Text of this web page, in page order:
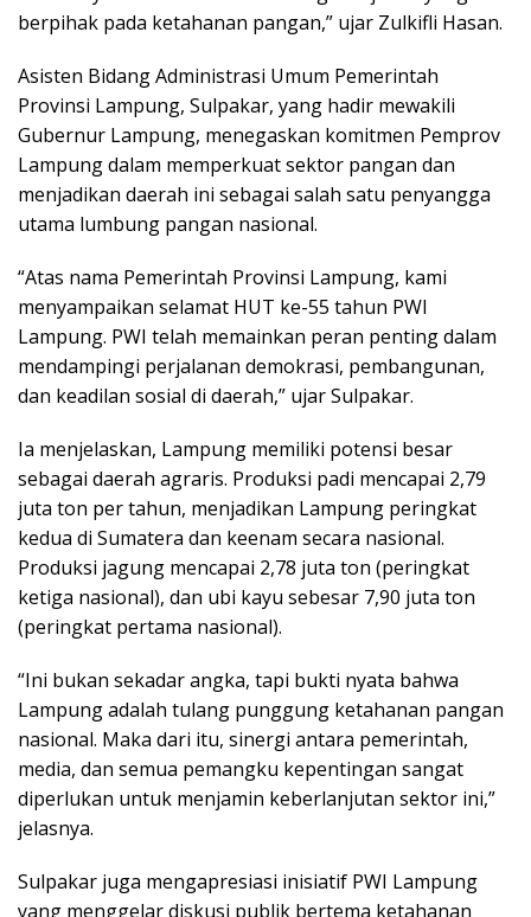
berpihak pada ketahanan pangan,” ujar Zulkifli Hasan.
Asisten Bidang Administrasi Umum Pemerintah
Provinsi Lampung, Sulpakar, yang hadir mewakili
Gubernur Lampung, menegaskan komitmen Pemprov
Lampung dalam memperkuat sektor pangan dan
menjadikan daerah ini sebagai salah satu penyangga
utama lumbung pangan nasional.
“Atas nama Pemerintah Provinsi Lampung, kami
menyampaikan selamat HUT ke-55 tahun PWI
Lampung. PWI telah memainkan peran penting dalam
mendampingi perjalanan demokrasi, pembangunan,
dan keadilan sosial di daerah,” ujar Sulpakar.
Ia menjelaskan, Lampung memiliki potensi besar
sebagai daerah agraris. Produksi padi mencapai 2,79
juta ton per tahun, menjadikan Lampung peringkat
kedua di Sumatera dan keenam secara nasional.
Produksi jagung mencapai 2,78 juta ton (peringkat
ketiga nasional), dan ubi kayu sebesar 7,90 juta ton
(peringkat pertama nasional).
“Ini bukan sekadar angka, tapi bukti nyata bahwa
Lampung adalah tulang punggung ketahanan pangan
nasional. Maka dari itu, sinergi antara pemerintah,
media, dan semua pemangku kepentingan sangat
diperlukan untuk menjamin keberlanjutan sektor ini,”
jelasnya.
Sulpakar juga mengapresiasi inisiatif PWI Lampung
yang menggelar diskusi publik bertema ketahanan